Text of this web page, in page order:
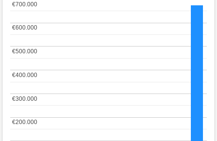
€200.000
€200.000
€300.000
€300.000
€400.000
€400.000
€500.000
€500.000
€600.000
€600.000
€700.000
€700.000